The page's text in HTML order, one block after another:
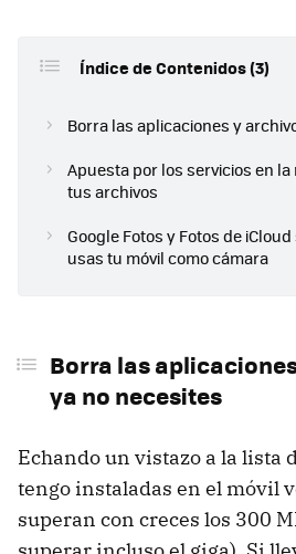
Índice de Contenidos (3)
Borra las aplicaciones y
Apuesta por los servicios en
tus archivos
Google Fotos y Fotos de
usas tu móvil como cámara
Borra las
ya no necesites
Echando un vistazo a la lista
tengo instaladas en el móvil
superan con creces los 300